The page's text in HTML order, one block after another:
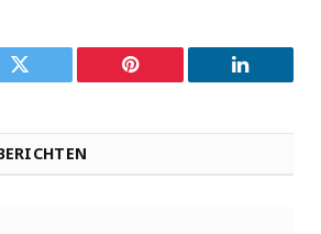
Twitter Pinterest LinkedIn